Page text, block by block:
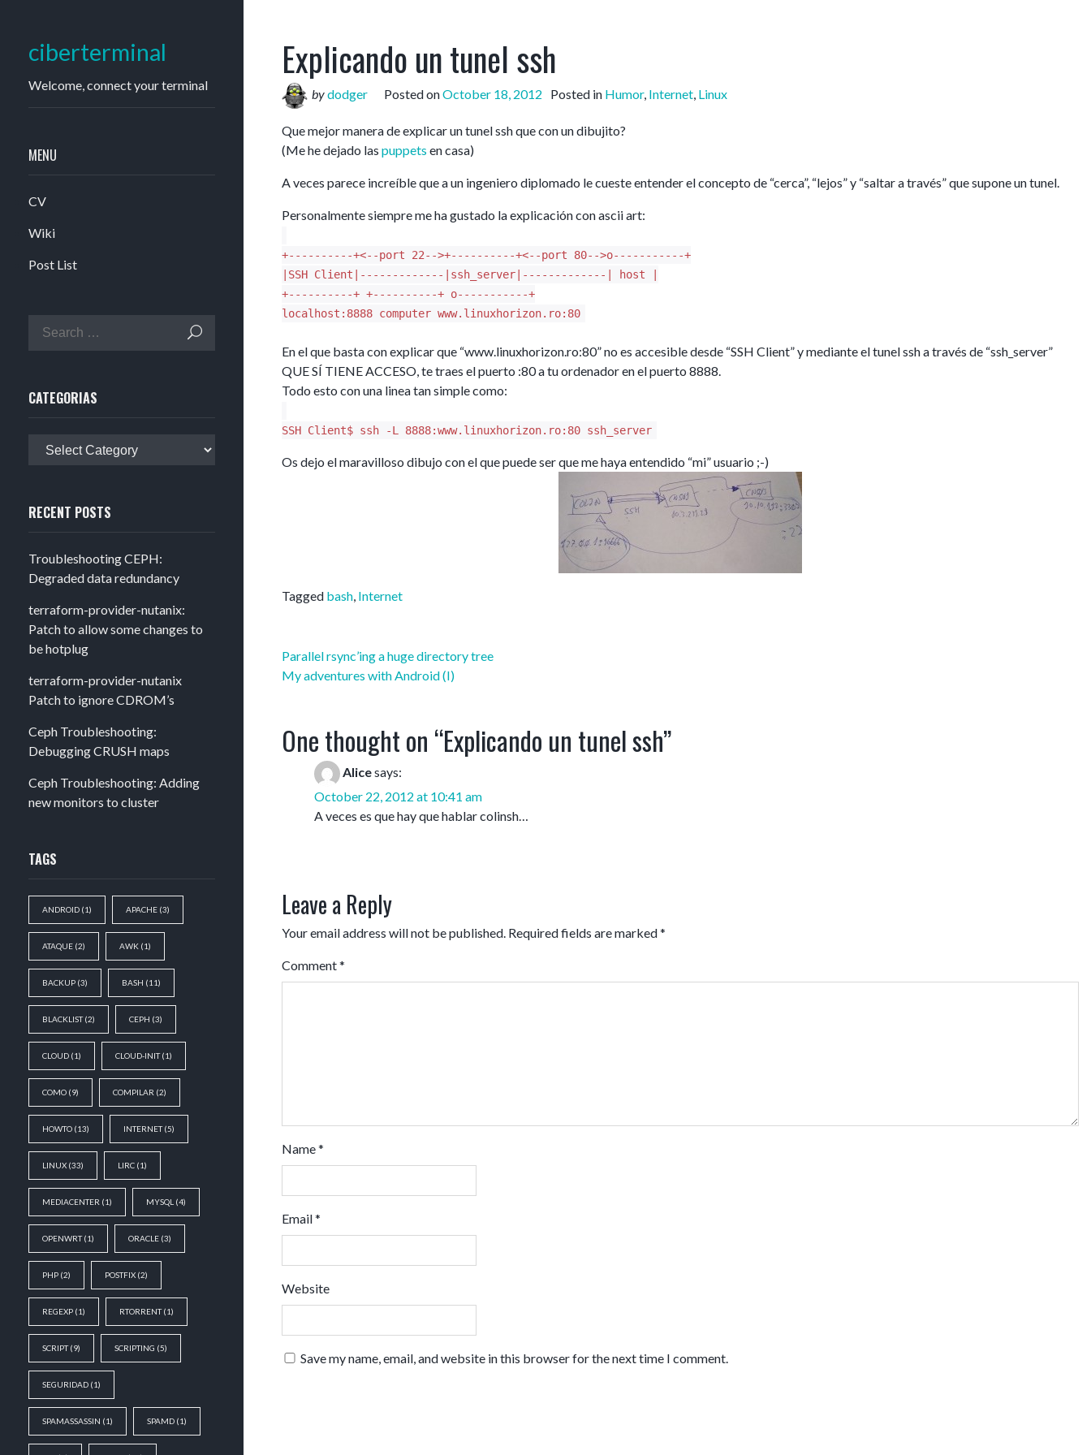
ciberterminal
Welcome, connect your terminal
MENU
CV
Wiki
Post List
CATEGORIAS
Categorias
RECENT POSTS
Troubleshooting CEPH:
Degraded data redundancy
terraform-provider-nutanix:
Patch to allow some changes to
be hotplug
terraform-provider-nutanix
Patch to ignore CDROM’s
Ceph Troubleshooting:
Debugging CRUSH maps
Ceph Troubleshooting: Adding
new monitors to cluster
TAGS
ANDROID (1) APACHE (3)
ATAQUE (2) AWK (1)
BACKUP (3) BASH (11)
BLACKLIST(2) CEPH (3)
CLOUD (1) CLOUD-INIT(1)
COMO (9) COMPILAR (2)
HOWTO (13) INTERNET(5)
LINUX (33) LIRC (1)
MEDIACENTER (1) MYSQL (4)
OPENWRT(1) ORACLE (3)
PHP (2) POSTFIX (2)
REGEXP (1) RTORRENT(1)
SCRIPT(9) SCRIPTING (5)
SEGURIDAD (1)
SPAMASSASSIN (1) SPAMD (1)
Explicando un tunel ssh
bydodger Posted onOctober 18, 2012 Posted in Humor, Internet, Linux
Que mejor manera de explicar un tunel ssh que con un dibujito?
(Me he dejado las puppets en casa)
A veces parece increíble que a un ingeniero diplomado le cueste entender el concepto de “cerca”, “lejos” y “saltar a través” que supone un tunel.
Personalmente siempre me ha gustado la explicación con ascii art:
+----------+<--port 22-->+----------+<--port 80-->o-----------+
|SSH Client|-------------|ssh_server|-------------| host |
+----------+ +----------+ o-----------+
localhost:8888 computer www.linuxhorizon.ro:80
En el que basta con explicar que “www.linuxhorizon.ro:80” no es accesible desde “SSH Client” y mediante el tunel ssh a través de “ssh_server”
QUE SÍ TIENE ACCESO, te traes el puerto :80 a tu ordenador en el puerto 8888.
Todo esto con una linea tan simple como:
SSH Client$ ssh -L 8888:www.linuxhorizon.ro:80 ssh_server
Os dejo el maravilloso dibujo con el que puede ser que me haya entendido “mi” usuario ;-)
Tagged bash, Internet
Post
navigation
Parallel rsync’ing a huge directory tree
My adventures with Android (I)
One thought on “Explicando un tunel ssh”
Alicesays:
October 22, 2012 at 10:41 am
A veces es que hay que hablar colinsh…
Leave a Reply
Your email address will not be published. Required fields are marked*
Comment*
Name*
Email*
Website
Save my name, email, and website in this browser for the next time I comment.